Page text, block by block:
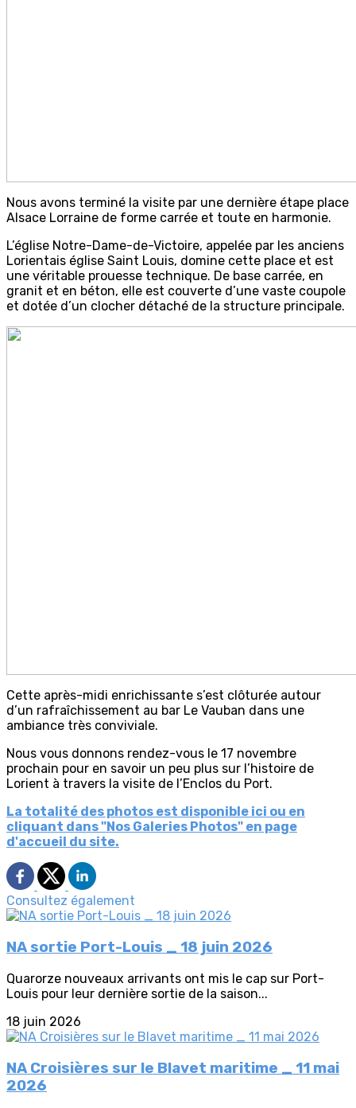
Nous avons terminé la visite par une dernière étape place
Alsace Lorraine de forme carrée et toute en harmonie.
L’église Notre-Dame-de-Victoire, appelée par les anciens
Lorientais église Saint Louis, domine cette place et est
une véritable prouesse technique. De base carrée, en
granit et en béton, elle est couverte d’une vaste coupole
et dotée d’un clocher détaché de la structure principale.
Cette après-midi enrichissante s’est clôturée autour
d’un rafraîchissement au bar Le Vauban dans une
ambiance très conviviale.
Nous vous donnons rendez-vous le 17 novembre
prochain pour en savoir un peu plus sur l’histoire de
Lorient à travers la visite de l’Enclos du Port.
La totalité des photos est disponible ici ou en
cliquant dans "Nos Galeries Photos" en page
d'accueil du site.
Consultez également
NA sortie Port-Louis _ 18 juin 2026
Quarorze nouveaux arrivants ont mis le cap sur Port-
Louis pour leur dernière sortie de la saison...
18 juin 2026
NA Croisières sur le Blavet maritime _ 11 mai
2026